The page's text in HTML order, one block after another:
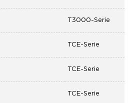
T3000-Serie
TCE-Serie
TCE-Serie
TCE-Serie